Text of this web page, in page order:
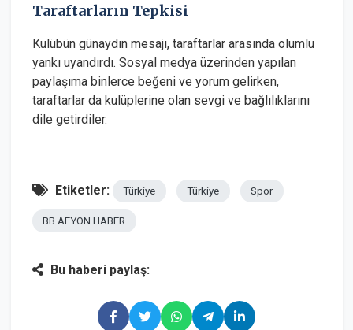
Taraftarların Tepkisi
Kulübün günaydın mesajı, taraftarlar arasında olumlu
yankı uyandırdı. Sosyal medya üzerinden yapılan
paylaşıma binlerce beğeni ve yorum gelirken,
taraftarlar da kulüplerine olan sevgi ve bağlılıklarını
dile getirdiler.
Etiketler: Türkiye Türkiye Spor
BB AFYON HABER
Bu haberi paylaş: